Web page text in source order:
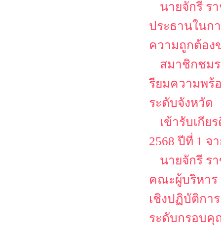
นายจักรี ร
ประธานในก
ความถูกต้อง
สมาชิกชมร
รียมความพร้
ระดับจังหวัด
เข้ารับเกี
2568 ปีที่ 1 จ
นายจักรี ร
คณะผู้บริหาร
เชิงปฏิบัติกา
ระดับกรอบคุ